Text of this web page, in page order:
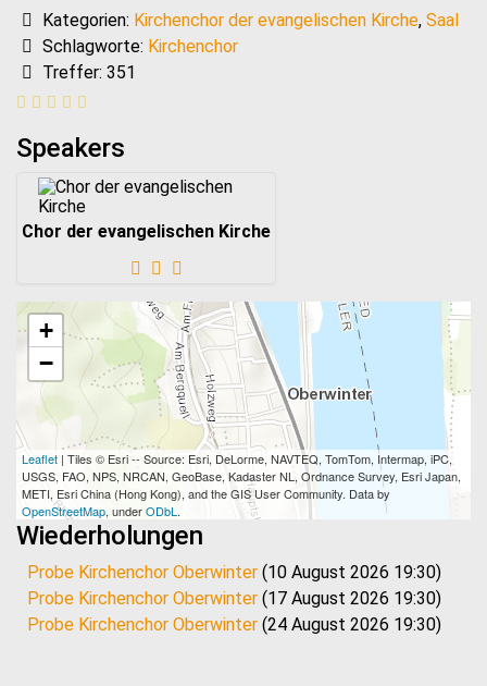
Kategorien: Kirchenchor der evangelischen Kirche, Saal
Schlagworte: Kirchenchor
Treffer: 351
Speakers
Chor der evangelischen Kirche
+
−
Leaflet | Tiles © Esri -- Source: Esri, DeLorme, NAVTEQ, TomTom, Intermap, iPC,
USGS, FAO, NPS, NRCAN, GeoBase, Kadaster NL, Ordnance Survey, Esri Japan,
METI, Esri China (Hong Kong), and the GIS User Community. Data by
OpenStreetMap, underODbL .
Wiederholungen
Probe Kirchenchor Oberwinter (10 August 2026 19:30)
Probe Kirchenchor Oberwinter (17 August 2026 19:30)
Probe Kirchenchor Oberwinter (24 August 2026 19:30)